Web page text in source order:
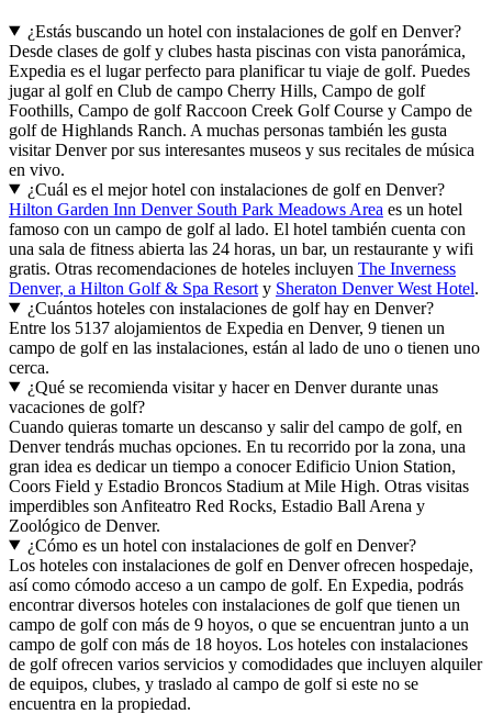
¿Estás buscando un hotel con instalaciones de golf en Denver?
Desde clases de golf y clubes hasta piscinas con vista panorámica,
Expedia es el lugar perfecto para planificar tu viaje de golf. Puedes
jugar al golf en Club de campo Cherry Hills, Campo de golf
Foothills, Campo de golf Raccoon Creek Golf Course y Campo de
golf de Highlands Ranch. A muchas personas también les gusta
visitar Denver por sus interesantes museos y sus recitales de música
en vivo.
¿Cuál es el mejor hotel con instalaciones de golf en Denver?
Hilton Garden Inn Denver South Park Meadows Area es un hotel
famoso con un campo de golf al lado. El hotel también cuenta con
una sala de fitness abierta las 24 horas, un bar, un restaurante y wifi
gratis. Otras recomendaciones de hoteles incluyen The Inverness
Denver, a Hilton Golf & Spa Resort y Sheraton Denver West Hotel.
¿Cuántos hoteles con instalaciones de golf hay en Denver?
Entre los 5137 alojamientos de Expedia en Denver, 9 tienen un
campo de golf en las instalaciones, están al lado de uno o tienen uno
cerca.
¿Qué se recomienda visitar y hacer en Denver durante unas
vacaciones de golf?
Cuando quieras tomarte un descanso y salir del campo de golf, en
Denver tendrás muchas opciones. En tu recorrido por la zona, una
gran idea es dedicar un tiempo a conocer Edificio Union Station,
Coors Field y Estadio Broncos Stadium at Mile High. Otras visitas
imperdibles son Anfiteatro Red Rocks, Estadio Ball Arena y
Zoológico de Denver.
¿Cómo es un hotel con instalaciones de golf en Denver?
Los hoteles con instalaciones de golf en Denver ofrecen hospedaje,
así como cómodo acceso a un campo de golf. En Expedia, podrás
encontrar diversos hoteles con instalaciones de golf que tienen un
campo de golf con más de 9 hoyos, o que se encuentran junto a un
campo de golf con más de 18 hoyos. Los hoteles con instalaciones
de golf ofrecen varios servicios y comodidades que incluyen alquiler
de equipos, clubes, y traslado al campo de golf si este no se
encuentra en la propiedad.